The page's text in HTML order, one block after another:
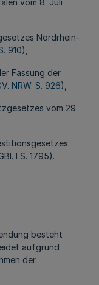
vom 8. Juli
Nordrhein-
910),
Fassung der
NRW. S. 926),
vom 29.
I S. 1795).
besteht
aufgrund
der